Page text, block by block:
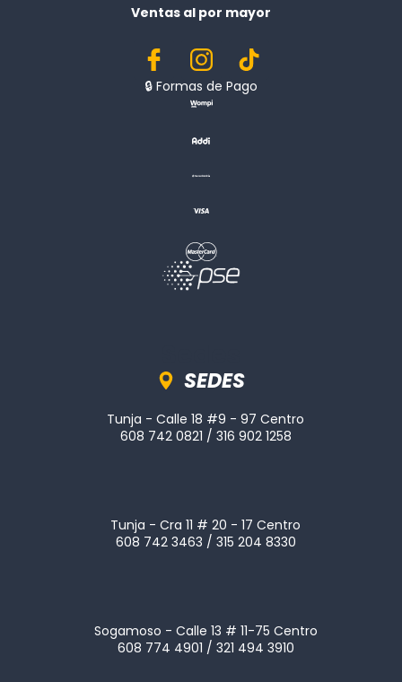
Ventas al por mayor
🔒︎ Formas de Pago
SEDES
Tunja - Calle 18 #9 - 97 Centro
608 742 0821 / 316 902 1258
Tunja - Cra 11 # 20 - 17 Centro
608 742 3463 / 315 204 8330
Sogamoso - Calle 13 # 11-75 Centro
608 774 4901 / 321 494 3910